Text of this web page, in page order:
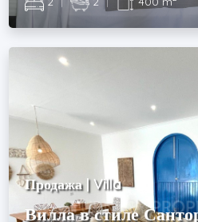
Продажа | Villa
Вилла в стиле